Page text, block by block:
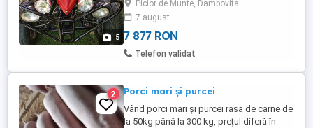
5
bum bum 2 telescoape spate rezistenta la
2 persoane motor de 300 CC cu transmisie
pe lanț dublu cu reductor ...
Picior de Munte, Dambovita
7 august
7 877 RON
Telefon validat
2 Porci mari și purcei
Vând porci mari și purcei rasa de carne de
la 50kg până la 300 kg, prețul diferă în